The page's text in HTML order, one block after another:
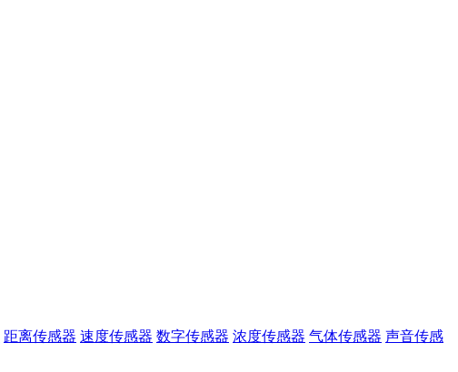
距离传感器 速度传感器 数字传感器 浓度传感器 气体传感器 声音传感